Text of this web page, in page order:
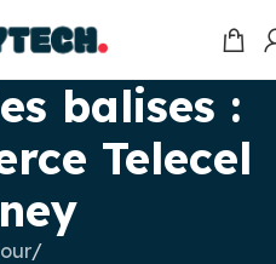
balises :
Telecel
/